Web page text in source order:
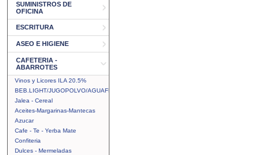
SUMINISTROS DE
OFICINA
ESCRITURA
ASEO E HIGIENE
CAFETERIA -
ABARROTES
Vinos y Licores ILA 20.5%
BEB.LIGHT/JUGOPOLVO/AGUAFRUTAL
Jalea - Cereal
Aceites-Margarinas-Mantecas
Azucar
Cafe - Te - Yerba Mate
Confiteria
Dulces - Mermeladas